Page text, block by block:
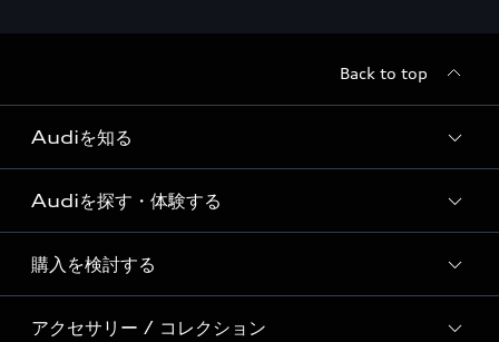
Back to top
Audiを知る
Audi ブランド
Story of Progress
Audi Sport
Audiを探す・体験する
ディーラー検索
新車在庫検索
購入を検討する
モデル一覧
アクセサリー / コレクション